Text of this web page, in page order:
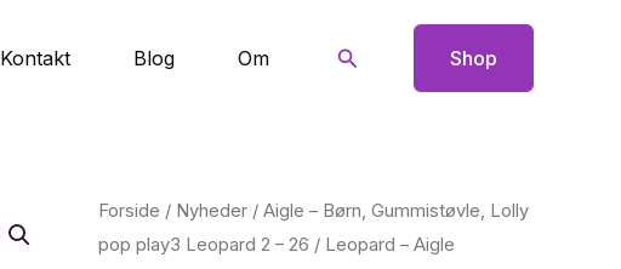
Kontakt Blog Om Søg Shop
Forside / Nyheder/ Aigle – Børn, Gummistøvle, Lolly
pop play3 Leopard 2 – 26 / Leopard – Aigle